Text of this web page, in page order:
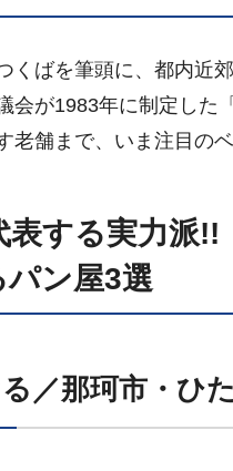
くばを筆頭に、都内近
会が1983年に制定した
老舗まで、いま注目の
表する実力派!!
パン屋3選
／那珂市・ひ